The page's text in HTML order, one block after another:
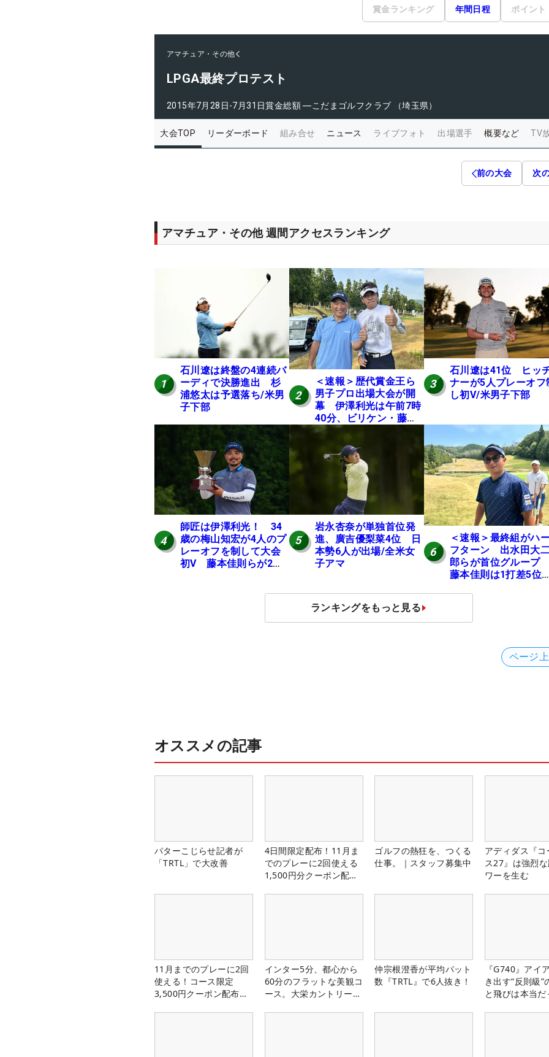
賞金ランキング 年間日程 ポイント
アマチュア・その他
LPGA最終プロテスト
2015年7月28日-7月31日賞金総額 ―こだまゴルフクラブ （埼玉県）
大会TOP リーダーボード 組み合せ ニュース ライブフォト 出場選手 概要など TV
前の大会 次
アマチュア・その他 週間アクセスランキング
1
石川遼は終盤の4連続バ
ーディで決勝進出 杉
浦悠太は予選落ち/米男
子下部
2
＜速報＞歴代賞金王ら
男子プロ出場大会が開
幕 伊澤利光は午前7時
40分、ビリケン・藤本
佳則は午前9時30分にテ
ィオフ【MAIN STAGE
JOYX OPEN】
3
石川遼は41位 ヒッ
ナーが5人プレーオフ
し初V/米男子下部
4
師匠は伊澤利光！ 34
歳の梅山知宏が4人のプ
レーオフを制して大会
初V 藤本佳則らが2位
5
岩永杏奈が単独首位発
進、廣吉優梨菜4位 日
本勢6人が出場/全米女
子アマ
6
＜速報＞最終組がハ
フターン 出水田大
郎らが首位グルー
藤本佳則は1打差5
ランキングをもっと見る
ページ
オススメの記事
パターこじらせ記者が
「TRTL」で大改善
4日間限定配布！11月ま
でのプレーに2回使える
1,500円分クーポン配布
ゴルフの熱狂を、つくる
仕事。｜スタッフ募集中
アディダス『
ス27』は強烈
ワーを生む
11月までのプレーに2回
使える！コース限定
3,500円クーポン配布
インター5分、都心から
60分のフラットな美観コ
ース。大栄カントリー俱
仲宗根澄香が平均パット
数『TRTL』で6人抜き！
『G740』アイ
き出す“反則級”
と飛びは本当